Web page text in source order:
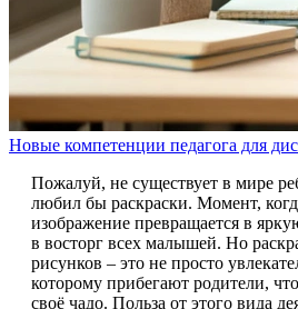
Новые компетенции педагога для
Пожалуй, не существует в мире
любил бы раскраски. Момент,
изображение превращается в
в восторг всех малышей. Но
рисунков – это не просто
которому прибегают родители,
своё чадо. Польза от этого вида